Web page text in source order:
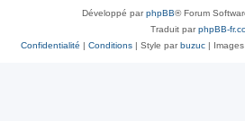
Développé parphpBB® Forum
Traduit parphpBB-
Confidentialité | Conditions| Style parbuzuc| Images